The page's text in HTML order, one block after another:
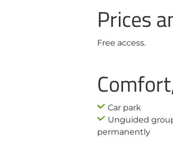
Prices
Free access.
Car park
Unguided
permanently